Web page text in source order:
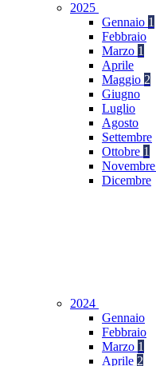
2025
Gennaio 1
Febbraio
Marzo 1
Aprile
Maggio 2
Giugno
Luglio
Agosto
Settembre
Ottobre 1
Novembre
Dicembre
2024
Gennaio
Febbraio
Marzo 1
Aprile 2